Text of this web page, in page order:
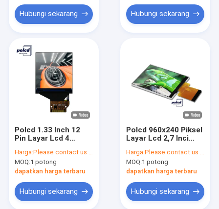
Hubungi sekarang Hubungi sekarang
Polcd 1.33 Inch 12
Pin Layar Lcd 4
ST7789V RGB Garis
Vertikal
Harga:Please contact us for latest price
MOQ:1 potong
dapatkan harga terbaru
Hubungi sekarang
Polcd 960x240 Piksel
Layar Lcd 2,7 Inci
Kecil 262K
Harga:Please contact us for latest price
MOQ:1 potong
dapatkan harga terbaru
Hubungi sekarang